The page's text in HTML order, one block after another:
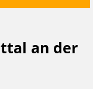
an der